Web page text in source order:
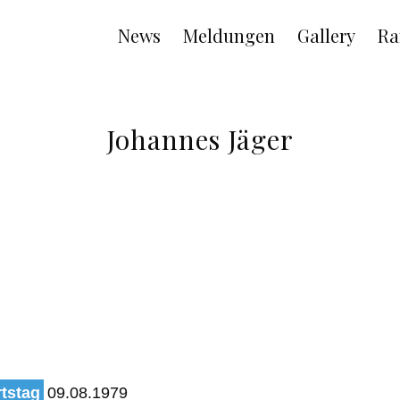
Main
navigation
News Meldungen Gallery
Johannes Jäger
09.08.1979